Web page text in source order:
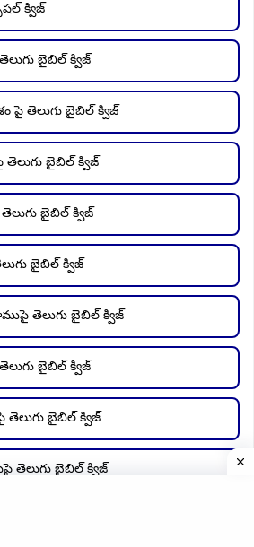
క్విజ్
బైబిల్ క్విజ్
పై తెలుగు బైబిల్ క్విజ్
తెలుగు బైబిల్ క్విజ్
బైబిల్ క్విజ్
బైబిల్ క్విజ్
తెలుగు బైబిల్ క్విజ్
బైబిల్ క్విజ్
తెలుగు బైబిల్ క్విజ్
తెలుగు బైబిల్ క్విజ్